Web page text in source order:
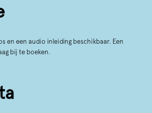
en een audio inleiding beschikbaar. Een
bij te boeken.